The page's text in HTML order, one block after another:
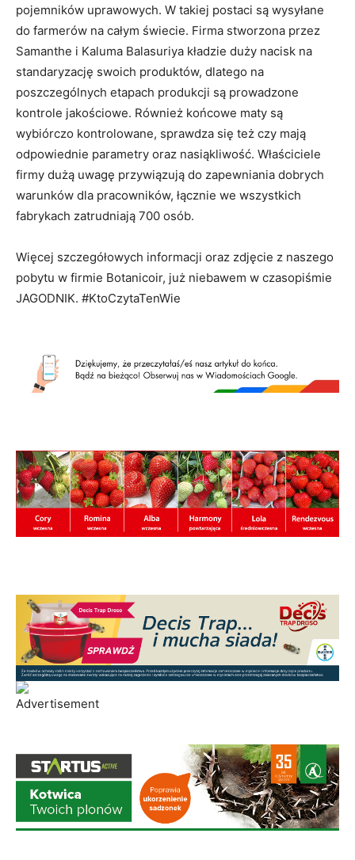
pojemników uprawowych. W takiej postaci są wysyłane
do farmerów na całym świecie. Firma stworzona przez
Samanthe i Kaluma Balasuriya kładzie duży nacisk na
standaryzację swoich produktów, dlatego na
poszczególnych etapach produkcji są prowadzone
kontrole jakościowe. Również końcowe maty są
wybiórczo kontrolowane, sprawdza się też czy mają
odpowiednie parametry oraz nasiąkliwość. Właściciele
firmy dużą uwagę przywiązują do zapewniania dobrych
warunków dla pracowników, łącznie we wszystkich
fabrykach zatrudniają 700 osób.
Więcej szczegółowych informacji oraz zdjęcie z naszego
pobytu w firmie Botanicoir, już niebawem w czasopiśmie
JAGODNIK. #KtoCzytaTenWie